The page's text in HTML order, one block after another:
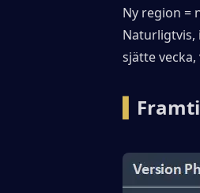
Ny region =
Naturligtvis,
sjätte